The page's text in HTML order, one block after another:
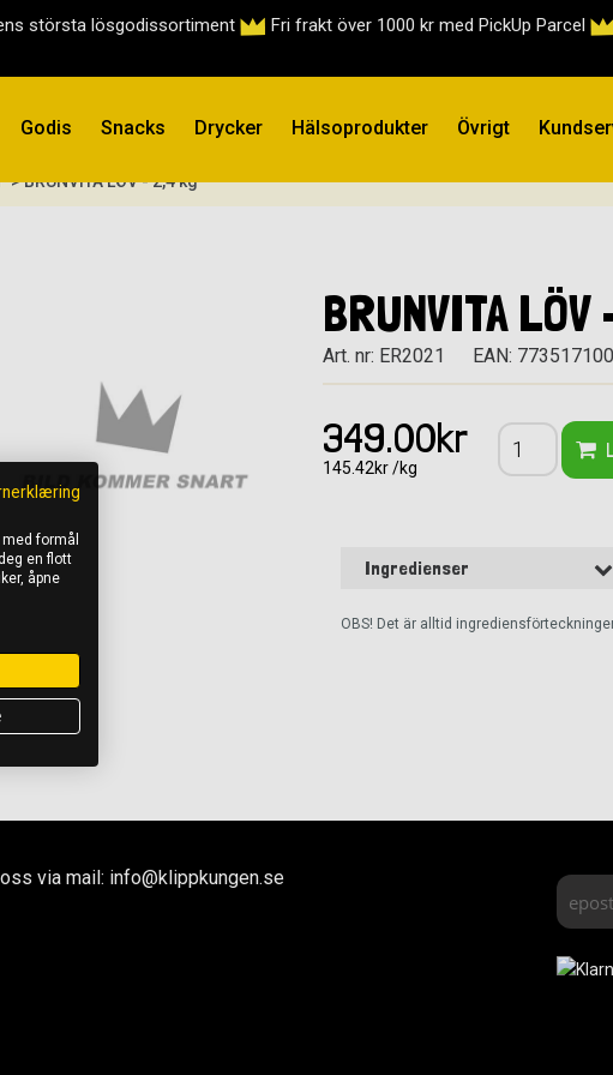
största lösgodissortiment Fri frakt över 1000 kr med PickUp Parcel
Godis Snacks Drycker Hälsoprodukter Övrigt
> BRUNVITA LÖV - 2,4 kg
BRUNVITA
Art. nr: ER2021 EAN:
349.00kr
145.42kr /kg
Ingredienser
OBS! Det är alltid
via mail: info@klippkungen.se
formål
en flott
åpne